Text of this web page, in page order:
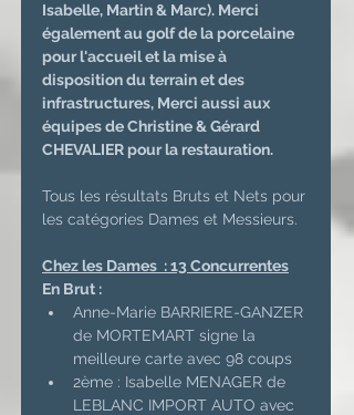
Isabelle, Martin & Marc). Merci
également au golf de la porcelaine
pour l'accueil et la mise à
disposition du terrain et des
infrastructures, Merci aussi aux
équipes de Christine & Gérard
CHEVALIER pour la restauration.
Tous les résultats Bruts et Nets pour
les catégories Dames et Messieurs.
Chez les Dames  : 13 Concurrentes
En Brut :
Anne-Marie BARRIERE-GANZER
de MORTEMART signe la
meilleure carte avec 98 coups
2ème : Isabelle MENAGER de
LEBLANC IMPORT AUTO avec